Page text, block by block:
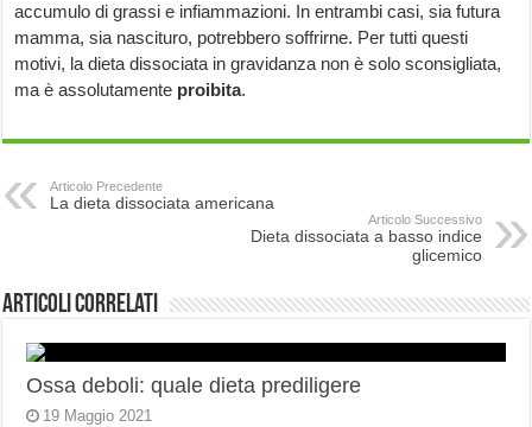
accumulo di grassi e infiammazioni. In entrambi casi, sia futura
mamma, sia nascituro, potrebbero soffrirne. Per tutti questi
motivi, la dieta dissociata in gravidanza non è solo sconsigliata,
ma è assolutamente proibita.
Articolo Precedente
La dieta dissociata americana
Articolo Successivo
Dieta dissociata a basso indice
glicemico
Articoli correlati
Ossa deboli: quale dieta prediligere
19 Maggio 2021